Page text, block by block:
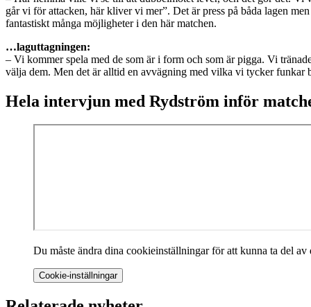
går vi för attacken, här kliver vi mer”. Det är press på båda lagen
fantastiskt många möjligheter i den här matchen.
…laguttagningen:
– Vi kommer spela med de som är i form och som är pigga. Vi
välja dem. Men det är alltid en avvägning med vilka vi tycker funkar
Hela intervjun med Rydström inför
Du måste ändra dina cookieinställningar för att kunna ta del av
Cookie-inställningar